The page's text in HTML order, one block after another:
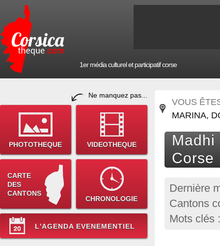
1er média culturel et participatif corse
Ne manquez pas...
PHOTOTHEQUE VIDEOTHEQUE
CARTE
DES
CANTONS
CHRONOLOGIE
L'AGENDA EVENEMENTIEL
VOUS
MARINA,
Corse
Dernière
Cantons
Mots clés